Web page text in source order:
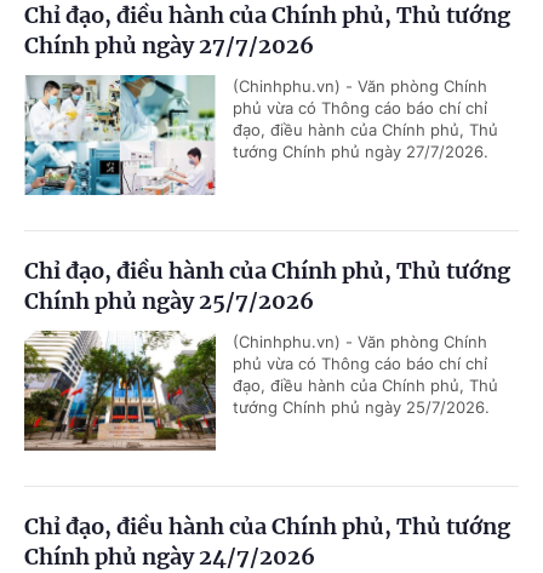
Chỉ đạo, điều hành của Chính phủ, Thủ tướng
Chính phủ ngày 27/7/2026
(Chinhphu.vn) - Văn phòng Chính
phủ vừa có Thông cáo báo chí chỉ
đạo, điều hành của Chính phủ, Thủ
tướng Chính phủ ngày 27/7/2026.
Chỉ đạo, điều hành của Chính phủ, Thủ tướng
Chính phủ ngày 25/7/2026
(Chinhphu.vn) - Văn phòng Chính
phủ vừa có Thông cáo báo chí chỉ
đạo, điều hành của Chính phủ, Thủ
tướng Chính phủ ngày 25/7/2026.
Chỉ đạo, điều hành của Chính phủ, Thủ tướng
Chính phủ ngày 24/7/2026